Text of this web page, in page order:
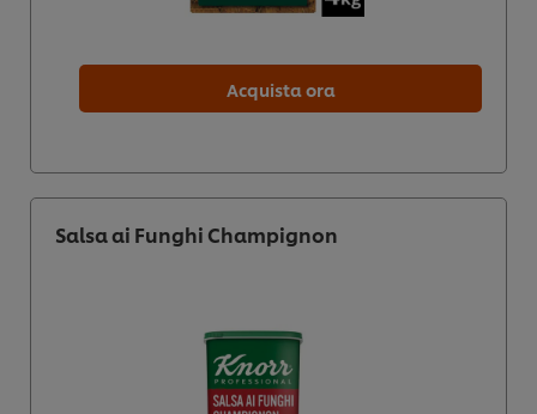
Acquista ora
Salsa ai Funghi Champignon